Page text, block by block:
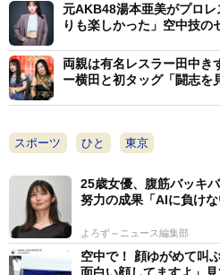
元AKB48湯本亜美がプロ
りも楽しかった」空中技の
両親は有名レスラー田中き
ー横田と初タッグ「闘志を
スポーツ ひと 東京
25歳女優、腹筋バッキ
努力の成果「AIに負け
よろず～ニュース編集部
空中で！ 顔ゆがめて叫
面白い顔してますよ」